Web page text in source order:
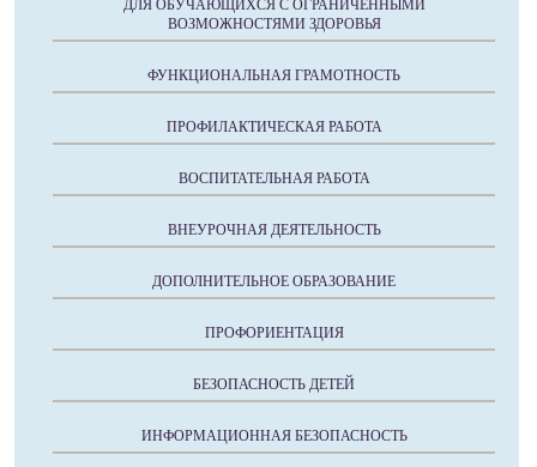
ДЛЯ ОБУЧАЮЩИХСЯ С ОГРАНИЧЕННЫМИ
ВОЗМОЖНОСТЯМИ ЗДОРОВЬЯ
ФУНКЦИОНАЛЬНАЯ ГРАМОТНОСТЬ
ПРОФИЛАКТИЧЕСКАЯ РАБОТА
ВОСПИТАТЕЛЬНАЯ РАБОТА
ВНЕУРОЧНАЯ ДЕЯТЕЛЬНОСТЬ
ДОПОЛНИТЕЛЬНОЕ ОБРАЗОВАНИЕ
ПРОФОРИЕНТАЦИЯ
БЕЗОПАСНОСТЬ ДЕТЕЙ
ИНФОРМАЦИОННАЯ БЕЗОПАСНОСТЬ